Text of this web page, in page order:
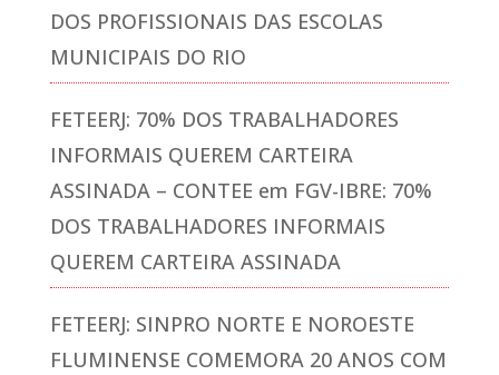
DOS PROFISSIONAIS DAS ESCOLAS
MUNICIPAIS DO RIO
FETEERJ: 70% DOS TRABALHADORES
INFORMAIS QUEREM CARTEIRA
ASSINADA – CONTEE em FGV-IBRE: 70%
DOS TRABALHADORES INFORMAIS
QUEREM CARTEIRA ASSINADA
FETEERJ: SINPRO NORTE E NOROESTE
FLUMINENSE COMEMORA 20 ANOS COM